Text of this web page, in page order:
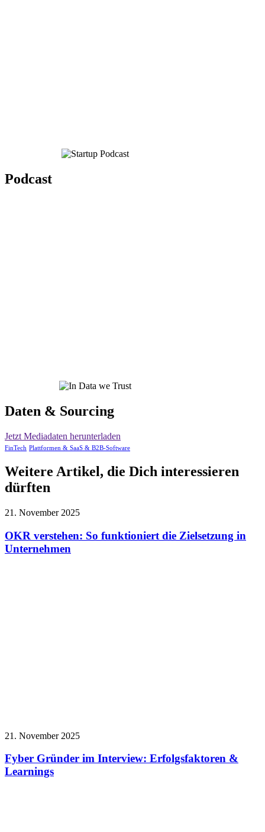
Podcast
Daten & Sourcing
Jetzt Mediadaten herunterladen
FinTech Plattformen & SaaS & B2B-Software
Weitere Artikel, die Dich interessieren
dürften
21. November 2025
OKR verstehen: So funktioniert die Zielsetzung in
Unternehmen
21. November 2025
Fyber Gründer im Interview: Erfolgsfaktoren &
Learnings